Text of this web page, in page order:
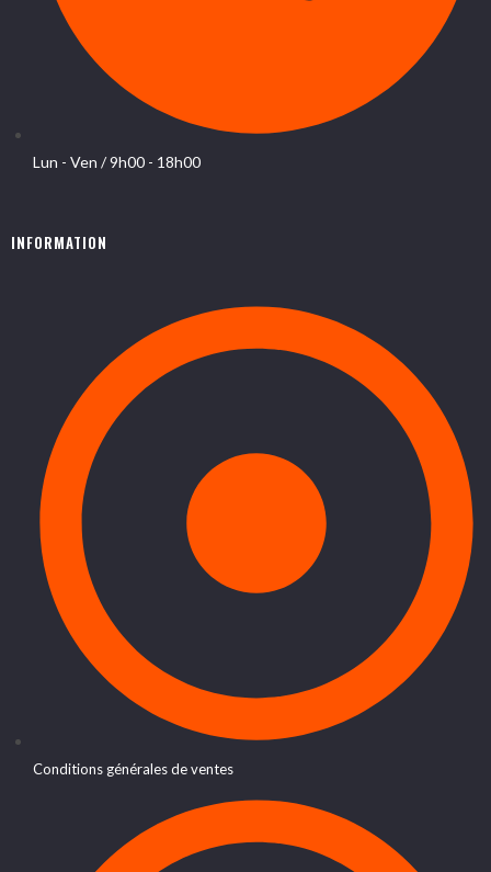
Lun - Ven / 9h00 - 18h00
INFORMATION
Conditions générales de ventes